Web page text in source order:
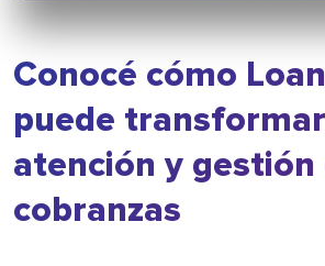
Conocé cómo
puede
atención y gestión
cobranzas